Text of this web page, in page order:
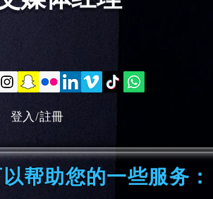
登入/註冊
帮助您的一些服务：